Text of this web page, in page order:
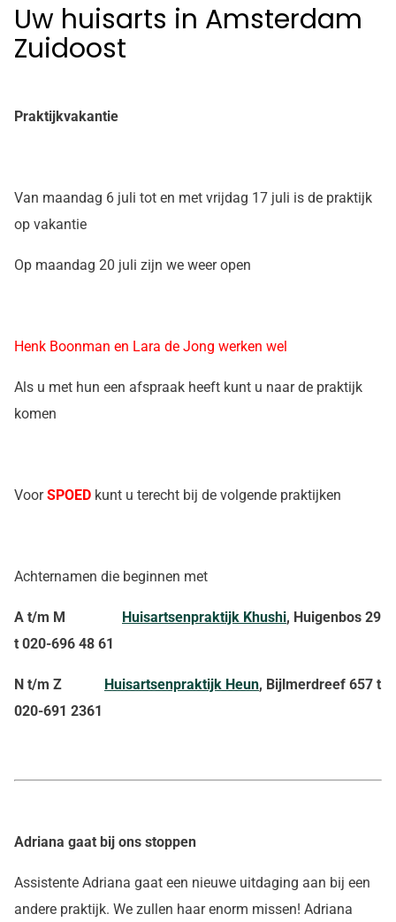
Uw huisarts in Amsterdam
Zuidoost
Praktijkvakantie
Van maandag 6 juli tot en met vrijdag 17 juli is de praktijk
op vakantie
Op maandag 20 juli zijn we weer open
Henk Boonman en Lara de Jong werken wel
Als u met hun een afspraak heeft kunt u naar de praktijk
komen
VoorSPOED kunt u terecht bij de volgende praktijken
Achternamen die beginnen met
A t/m M Huisartsenpraktijk Khushi, Huigenbos 29
t 020-696 48 61
N t/m Z Huisartsenpraktijk Heun, Bijlmerdreef 657 t
020-691 2361
Adriana gaat bij ons stoppen
Assistente Adriana gaat een nieuwe uitdaging aan bij een
andere praktijk. We zullen haar enorm missen! Adriana